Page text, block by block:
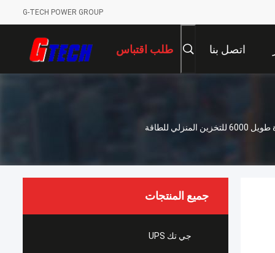
G-TECH POWER GROUP
اتصل بنا طلب اقتباس
بطارية G TECH 51.2 فولت 300 أمبير ساعة 15 كيلو واط ساعة LiFePO4 بعمر دورة طويل 6000 للتخزين المنزلي للطاقة
جميع المنتجات
جي تك UPS